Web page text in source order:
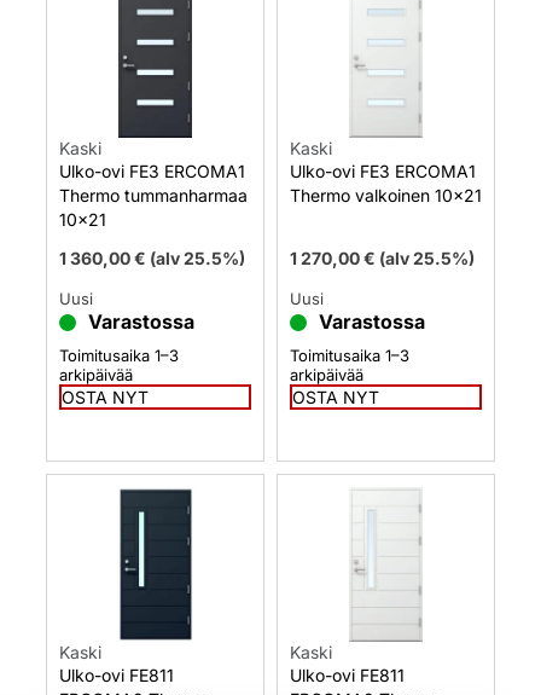
Kaski
Ulko-ovi FE3 ERCOMA1
Thermo tummanharmaa
10×21
1 360,00€ (alv 25.5%)
Uusi
Varastossa
Toimitusaika 1–3
arkipäivää
OSTA NYT
Kaski
Ulko-ovi FE3 ERCOMA1
Thermo valkoinen 10×21
1 270,00€ (alv 25.5%)
Uusi
Varastossa
Toimitusaika 1–3
arkipäivää
OSTA NYT
Kaski
Ulko-ovi FE811
Kaski
Ulko-ovi FE811